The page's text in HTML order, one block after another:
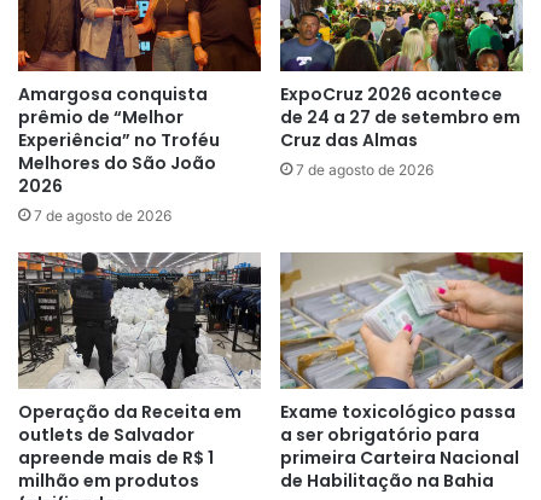
Amargosa conquista
prêmio de “Melhor
Experiência” no Troféu
Melhores do São João
2026
7 de agosto de 2026
ExpoCruz 2026 acontece
de 24 a 27 de setembro em
Cruz das Almas
7 de agosto de 2026
Operação da Receita em
outlets de Salvador
apreende mais de R$ 1
milhão em produtos
Exame toxicológico passa
a ser obrigatório para
primeira Carteira Nacional
de Habilitação na Bahia